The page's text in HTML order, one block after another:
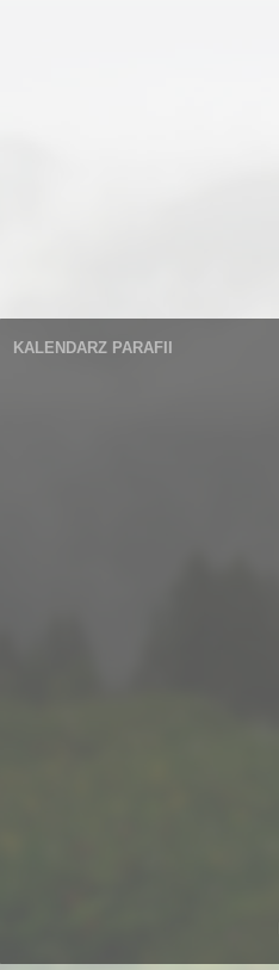
KALENDARZ PARAFII